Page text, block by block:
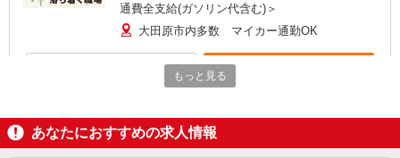
通費全支給(ガソリン代含む)＞
大田原市内多数 マイカー通勤OK
株式会社kotrio /●UT-H-1907678
大田原市*デイでの生活補助☆スキルを身につ
もっと見る
あなたにおすすめの求人情報